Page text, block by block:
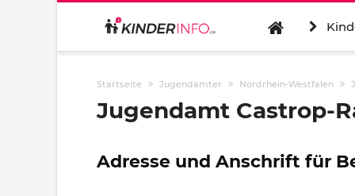
Startseite Jugendämter Nordrhein-Westfalen
Jugendamt Castrop-
Adresse und Anschrift für